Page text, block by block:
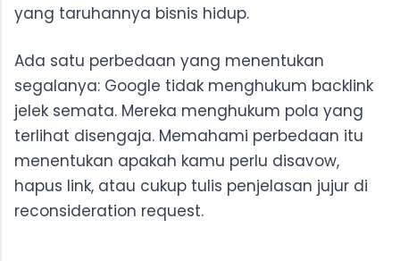
yang taruhannya bisnis hidup.
Ada satu perbedaan yang menentukan
segalanya: Google tidak menghukum backlink
jelek semata. Mereka menghukum pola yang
terlihat disengaja. Memahami perbedaan itu
menentukan apakah kamu perlu disavow,
hapus link, atau cukup tulis penjelasan jujur di
reconsideration request.